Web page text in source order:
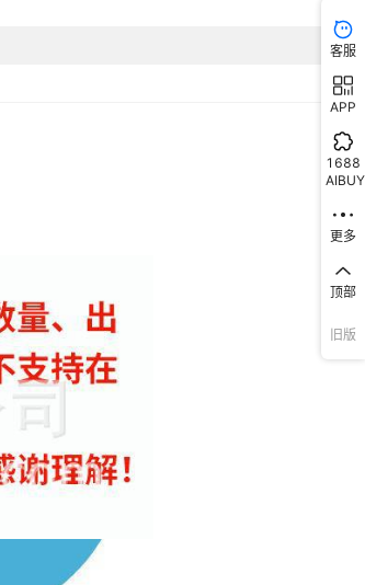
客服
APP
1688
AIBUY
更多
顶部
旧版